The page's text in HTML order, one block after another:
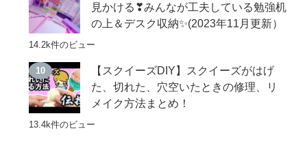
見かける❣みんなが工夫している勉強机
の上＆デスク収納✨(2023年11月更新）
14.2k件のビュー
【スクイーズDIY】スクイーズがはげ
た、切れた、穴空いたときの修理、リ
メイク方法まとめ！
13.4k件のビュー